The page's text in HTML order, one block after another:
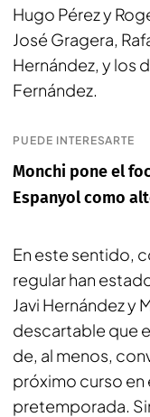
Hugo Pérez y
José Gragera,
Hernández, y los
Fernández.
PUEDE INTERESARTE
Monchi pone el
Espanyol como
En este sentido,
regular han
Javi Hernández y
descartable que
de, al menos,
próximo curso en
pretemporada.